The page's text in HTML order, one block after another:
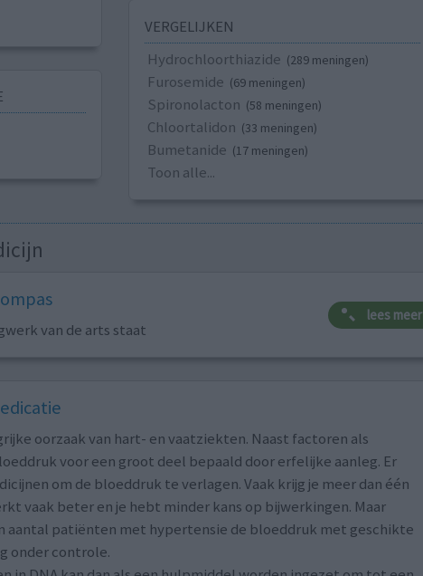
VERGELIJKEN
Hydrochloorthiazide (289 meningen)
Furosemide (69 meningen)
Spironolacton (58 meningen)
Chloortalidon (33 meningen)
Bumetanide (17 meningen)
Toon alle...
van de arts staat
lees meer
oorzaak van hart- en vaatziekten. Naast factoren als
voor een groot deel bepaald door erfelijke aanleg. Er
om de bloeddruk te verlagen. Vaak krijg je meer dan één
vaak beter en je hebt minder kans op bijwerkingen. Maar
aantal patiënten met hypertensie de bloeddruk met geschikte
onder controle.